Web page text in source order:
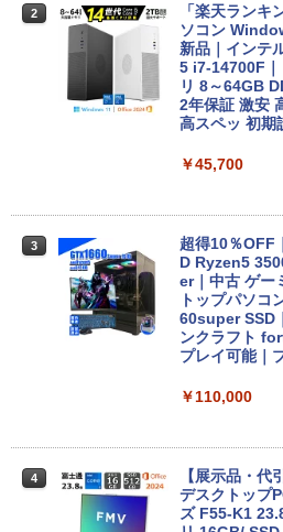
2
マイクロソ
2 インチ キー
2-32891
￥25,278
【期間限定 ポ
1.6インチ タ
￥39,800
【マラソン限
GB 16GB
ソコン コス
￥39,800
2
「楽天ランキ
ソコン
新品｜インテ
5 i7-14700F
リ 8～64GB
2年保証 激安
高スペッ 初期
￥45,700
3
超得10％OFF
D Ryzen5
er｜中古 ゲー
トップパソコ
60super SSD
ンクラフト
プレイ可能｜
￥110,000
4
【展示品・代
デスクトップ
ズ F55-K1